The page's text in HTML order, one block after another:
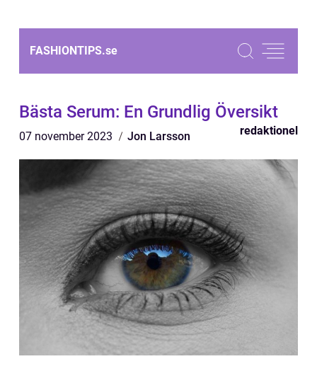
FASHIONTIPS.se
Bästa Serum: En Grundlig Översikt
07 november 2023 Jon Larsson redaktionel